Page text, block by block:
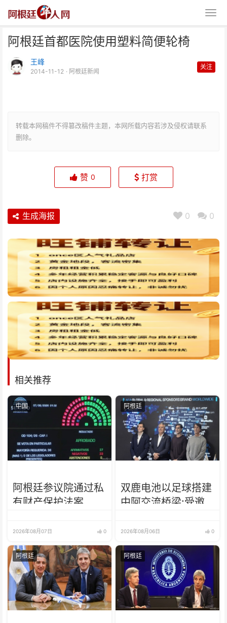
阿根廷首都医院使用塑料简便轮椅
王峰
2014-11-12 · 阿根廷新闻
关注
转载本网稿件不得篡改稿件主题，本网所载内容若涉及侵权请联系
删除。
赞 0 打赏
0 0
生成海报
相关推荐
中国
阿根廷参议院通过私
有财产保护法案
2026年08月07日 0
阿根廷
双鹿电池以足球搭建
中阿交流桥梁:受邀
商招待会！
2026年08月06日 0
阿根廷 阿根廷